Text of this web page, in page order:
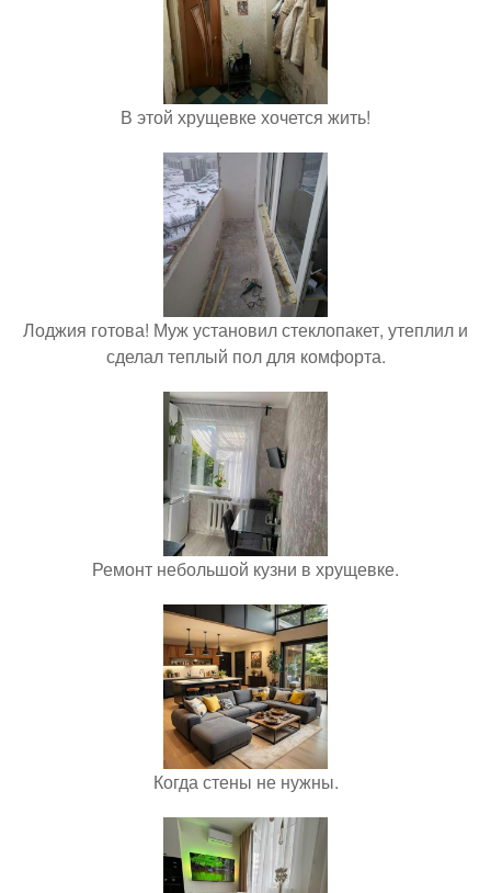
В этой хрущевке хочется жить!
Лоджия готова! Муж установил стеклопакет, утеплил и
сделал теплый пол для комфорта.
Ремонт небольшой кузни в хрущевке.
Когда стены не нужны.